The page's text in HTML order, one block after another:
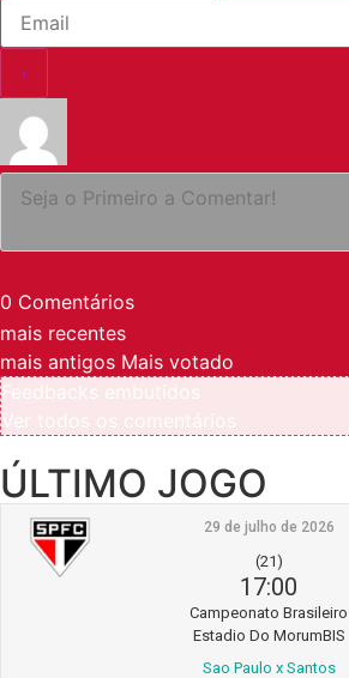
0 Comentários
mais recentes
mais antigos Mais votado
ÚLTIMO JOGO
29 de julho de 2026
(21)
17:00
Campeonato Brasileiro
Estadio Do MorumBIS
Sao Paulo x Santos